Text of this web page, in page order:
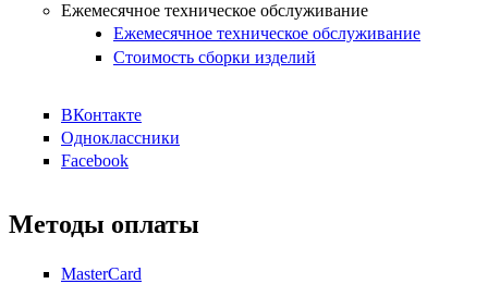
Ежемесячное техническое обслуживание
Ежемесячное техническое обслуживание
Стоимость сборки изделий
ВКонтакте
Одноклассники
Facebook
Методы оплаты
MasterCard